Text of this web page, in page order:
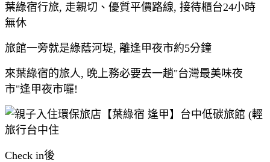
葉綠宿行旅, 走親切、優質平價路線, 接待櫃台24小時
無休
旅館一旁就是綠蔭河堤, 離逢甲夜市約5分鐘
來葉綠宿的旅人, 晚上務必要去一趟"台灣最美味夜
市"逢甲夜市囉!
Check in後